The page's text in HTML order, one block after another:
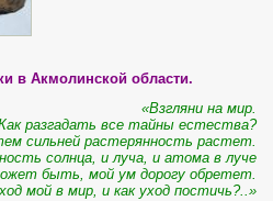
в Акмолинской области.
«Взгляни на мир.
разгадать все тайны естества?
сильней растерянность растет.
солнца, и луча, и атома в луче
быть, мой ум дорогу обретет.
мой в мир, и как уход постичь?..»